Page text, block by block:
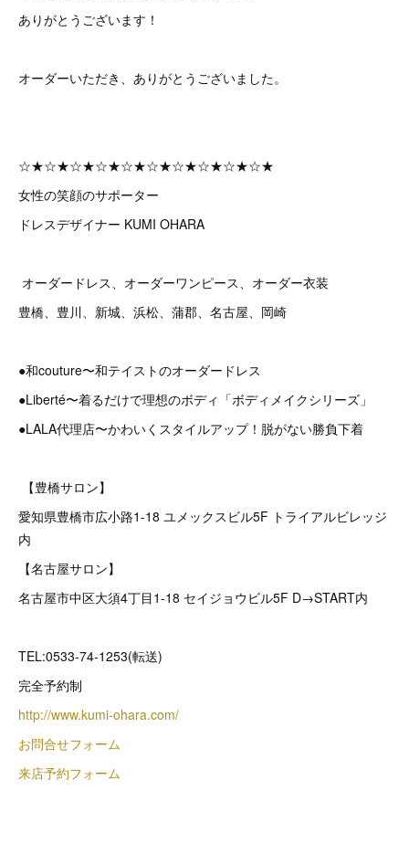
ありがとうございます！
オーダーいただき、ありがとうございました。
☆★☆★☆★☆★☆★☆★☆★☆★☆★☆★
女性の笑顔のサポーター
ドレスデザイナー KUMI OHARA
オーダードレス、オーダーワンピース、オーダー衣装
豊橋、豊川、新城、浜松、蒲郡、名古屋、岡崎
●和couture〜和テイストのオーダードレス
●Liberté〜着るだけで理想のボディ「ボディメイクシリーズ」
●LALA代理店〜かわいくスタイルアップ！脱がない勝負下着
【豊橋サロン】
愛知県豊橋市広小路1-18 ユメックスビル5F トライアルビレッジ
内
【名古屋サロン】
名古屋市中区大須4丁目1-18 セイジョウビル5F D→START内
TEL:0533-74-1253(転送)
完全予約制
http://www.kumi-ohara.com/
お問合せフォーム
来店予約フォーム